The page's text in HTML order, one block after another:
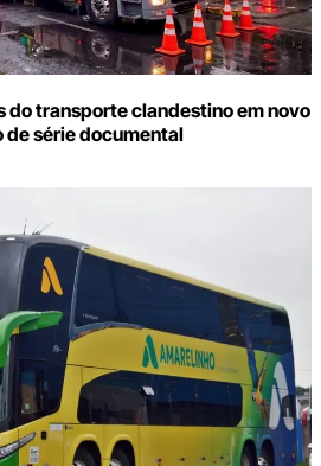
do transporte clandestino em novo
de série documental